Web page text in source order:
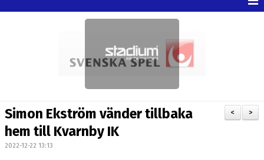
TRUPPEN
OM LAGET
>
<
Simon Ekström vänder tillbaka
hem till Kvarnby IK
2022-12-22 13:13